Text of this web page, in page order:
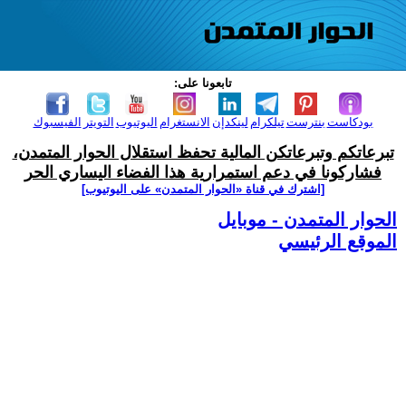
تابعونا على:
الفيسبوك التويتر اليوتيوب الانستغرام لينكدإن تيلكرامبنترست بودكاست
تبرعاتكم وتبرعاتكن المالية تحفظ استقلال الحوار المتمدن،
فشاركونا في دعم استمرارية هذا الفضاء اليساري الحر
[اشترك في قناة ‫«الحوار المتمدن» على اليوتيوب]
الحوار المتمدن - موبايل
الموقع الرئيسي